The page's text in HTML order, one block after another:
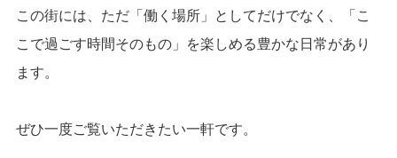
この街には、ただ「働く場所」としてだけでなく、「こ
こで過ごす時間そのもの」を楽しめる豊かな日常があり
ます。
ぜひ一度ご覧いただきたい一軒です。